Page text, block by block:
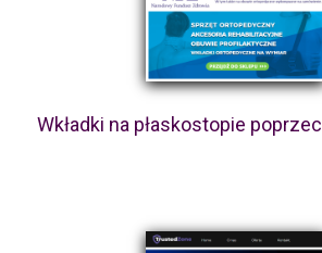
Wkładki na płaskostopie